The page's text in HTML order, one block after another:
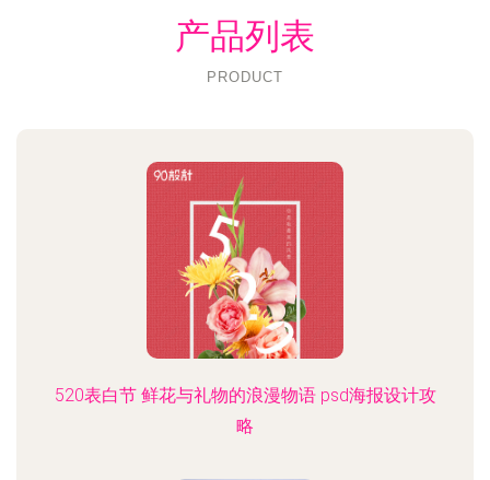
产品列表
PRODUCT
520表白节 鲜花与礼物的浪漫物语 psd海报设计攻
略